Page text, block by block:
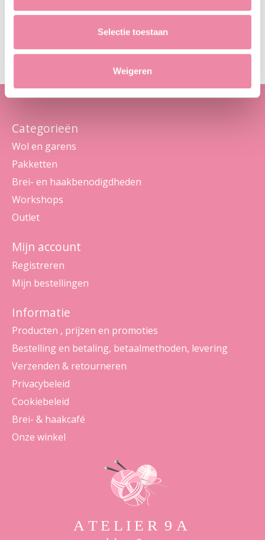
Selectie toestaan
Weigeren
Categorieën
Wol en garens
Pakketten
Brei- en haakbenodigdheden
Workshops
Outlet
Mijn account
Registreren
Mijn bestellingen
Informatie
Producten , prijzen en promoties
Bestelling en betaling, betaalmethoden, levering
Verzenden & retourneren
Privacybeleid
Cookiebeleid
Brei- & haakcafé
Onze winkel